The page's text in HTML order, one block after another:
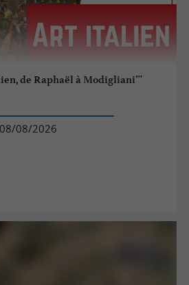
de Raphaël à Modigliani""
08/2026